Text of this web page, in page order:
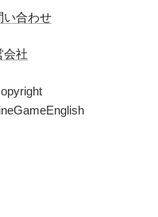
い合わせ
会社